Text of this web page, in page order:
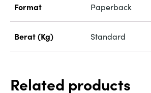
Format Paperback
Berat (Kg) Standard
Related products